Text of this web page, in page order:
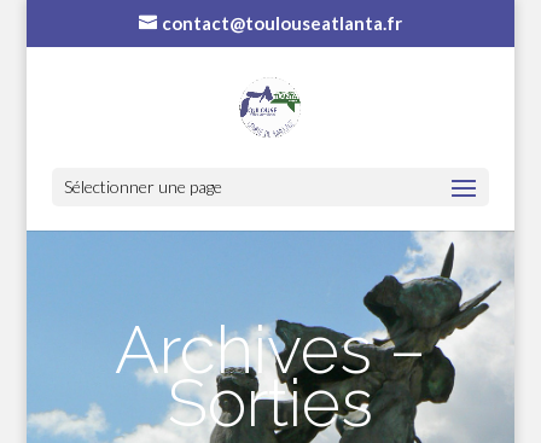
contact@toulouseatlanta.fr
Sélectionner une page
Archives –
Sorties